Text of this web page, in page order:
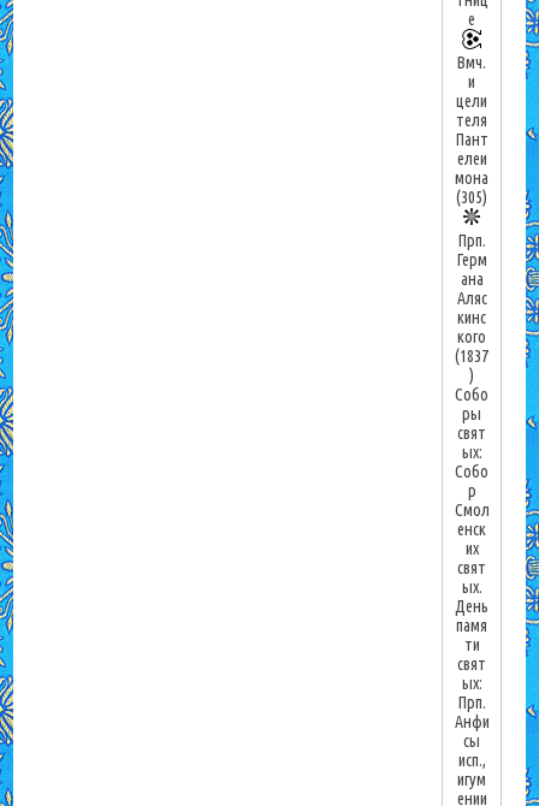
е
Вмч.
и
цели
теля
Пант
елеи
мона
(305)
Прп.
Герм
ана
Аляс
кинс
кого
(1837
)
Собо
ры
свят
ых:
Собо
р
Смол
енск
их
свят
ых.
День
памя
ти
свят
ых:
Прп.
Анфи
сы
исп.,
игум
ении